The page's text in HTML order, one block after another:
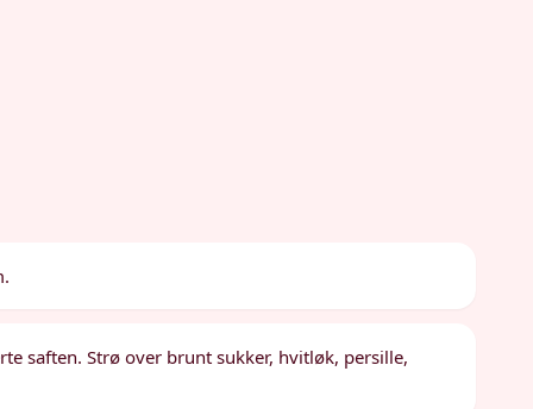
saften. Strø over brunt sukker, hvitløk, persille,